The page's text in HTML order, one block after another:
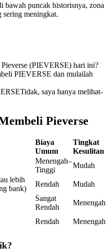
USDC sebagai jaminannya
top
bawah puncak historisnya, zona
sering meningkat.
(PIEVERSE) hari ini?
PIEVERSE dan mulailah
Tidak, saya hanya melihat-
Pieverse
Biaya
Umum
Tingkat
Kesulitan
Menengah–
Tinggi
Mudah
lebih
bank)
Rendah
Mudah
Sangat
Rendah
Menengah
Rendah Menengah